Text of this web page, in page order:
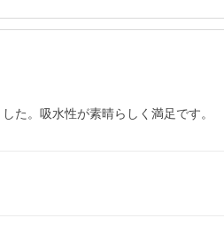
た。吸水性が素晴らしく満足です。